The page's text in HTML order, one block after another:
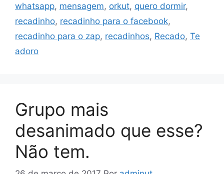
whatsapp, mensagem, orkut, quero dormir,
recadinho, recadinho para o facebook,
recadinho para o zap, recadinhos, Recado, Te
adoro
Grupo mais
desanimado que esse?
Não tem.